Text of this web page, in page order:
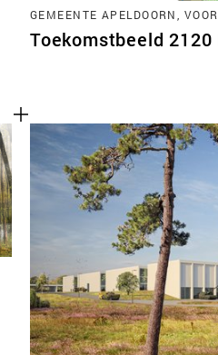
GEMEENTE APELDOORN,
Toekomstbeeld